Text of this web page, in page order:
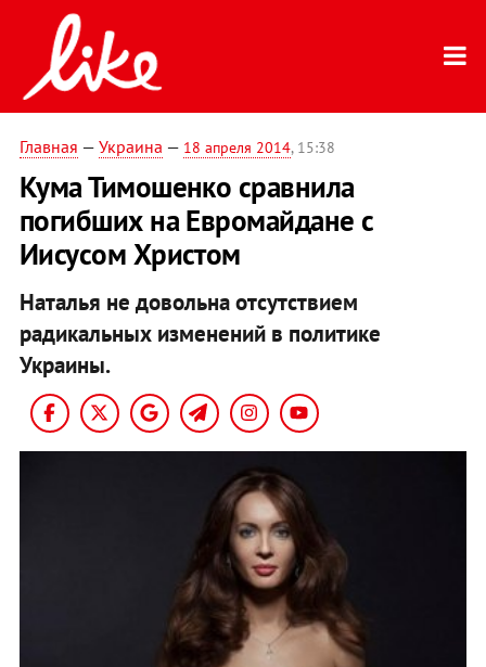
Главная — Украина — 18 апреля 2014, 15:38
Кума Тимошенко сравнила
погибших на Евромайдане с
Иисусом Христом
Наталья не довольна отсутствием
радикальных изменений в политике
Украины.